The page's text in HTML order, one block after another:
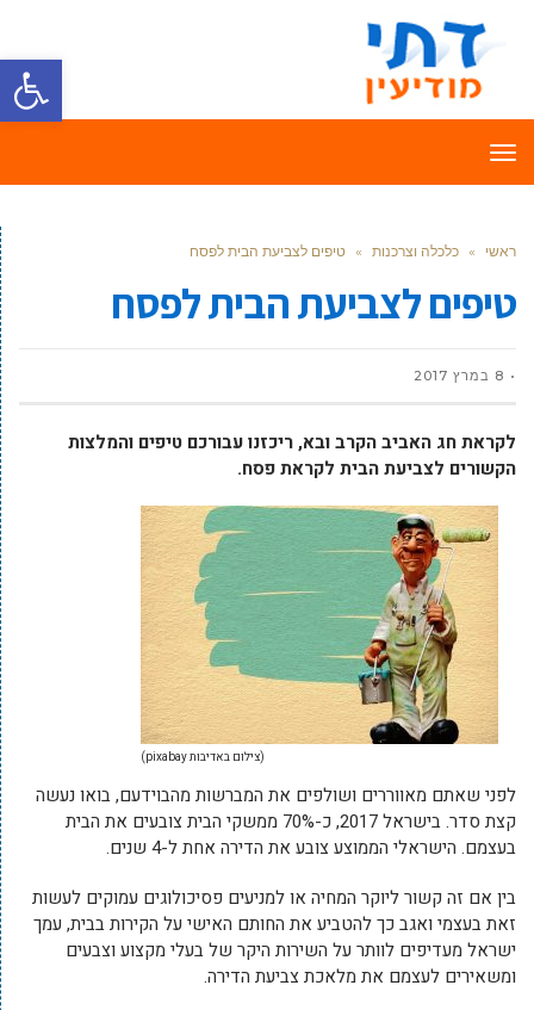
פתח
תפריט
ראשי » כלכלה וצרכנות » טיפים לצביעת הבית לפסח
טיפים לצביעת הבית לפסח
8 במרץ 2017
לקראת חג האביב הקרב ובא, ריכזנו עבורכם טיפים והמלצות
הקשורים לצביעת הבית לקראת פסח.
(צילום באדיבות pixabay)
לפני שאתם מאווררים ושולפים את המברשות מהבוידעם, בואו נעשה
קצת סדר. בישראל 2017, כ-70% ממשקי הבית צובעים את הבית
בעצמם. הישראלי הממוצע צובע את הדירה אחת ל-4 שנים.
בין אם זה קשור ליוקר המחיה או למניעים פסיכולוגים עמוקים לעשות
זאת בעצמי ואגב כך להטביע את החותם האישי על הקירות בבית, עמך
ישראל מעדיפים לוותר על השירות היקר של בעלי מקצוע וצבעים
ומשאירים לעצמם את מלאכת צביעת הדירה.